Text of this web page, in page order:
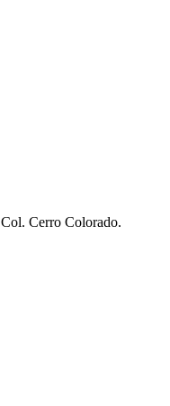
Cerro Colorado.